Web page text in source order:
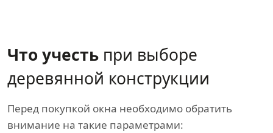
Что учесть при выборе
деревянной конструкции
Перед покупкой окна необходимо обратить
внимание на такие параметрами: